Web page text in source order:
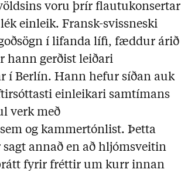
voru þrír flautukonsertar
einleik. Fransk-svissneski
í lifanda lífi, fæddur árið
hann gerðist leiðari
í Berlín. Hann hefur síðan auk
einleikari samtímans
verk með
og kammertónlist. Þetta
annað en að hljómsveitin
fyrir fréttir um kurr innan